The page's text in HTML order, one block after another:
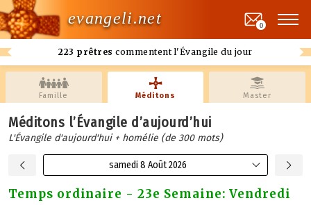
evangeli.net
223 prêtres commentent l'Évangile du jour
0
Famille Méditons Master
Méditons l’Évangile d’aujourd’hui
L'Évangile d'aujourd'hui + homélie (de 300 mots)
samedi 8 Août 2026
Temps ordinaire - 23e Semaine: Vendredi